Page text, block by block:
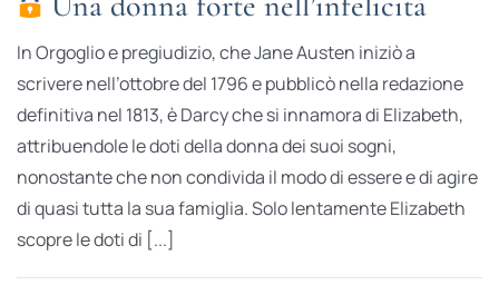
In Orgoglio e pregiudizio, che Jane Austen iniziò a
scrivere nell’ottobre del 1796 e pubblicò nella redazione
definitiva nel 1813, è Darcy che si innamora di Elizabeth,
attribuendole le doti della donna dei suoi sogni,
nonostante che non condivida il modo di essere e di agire
di quasi tutta la sua famiglia. Solo lentamente Elizabeth
scopre le doti di [...]